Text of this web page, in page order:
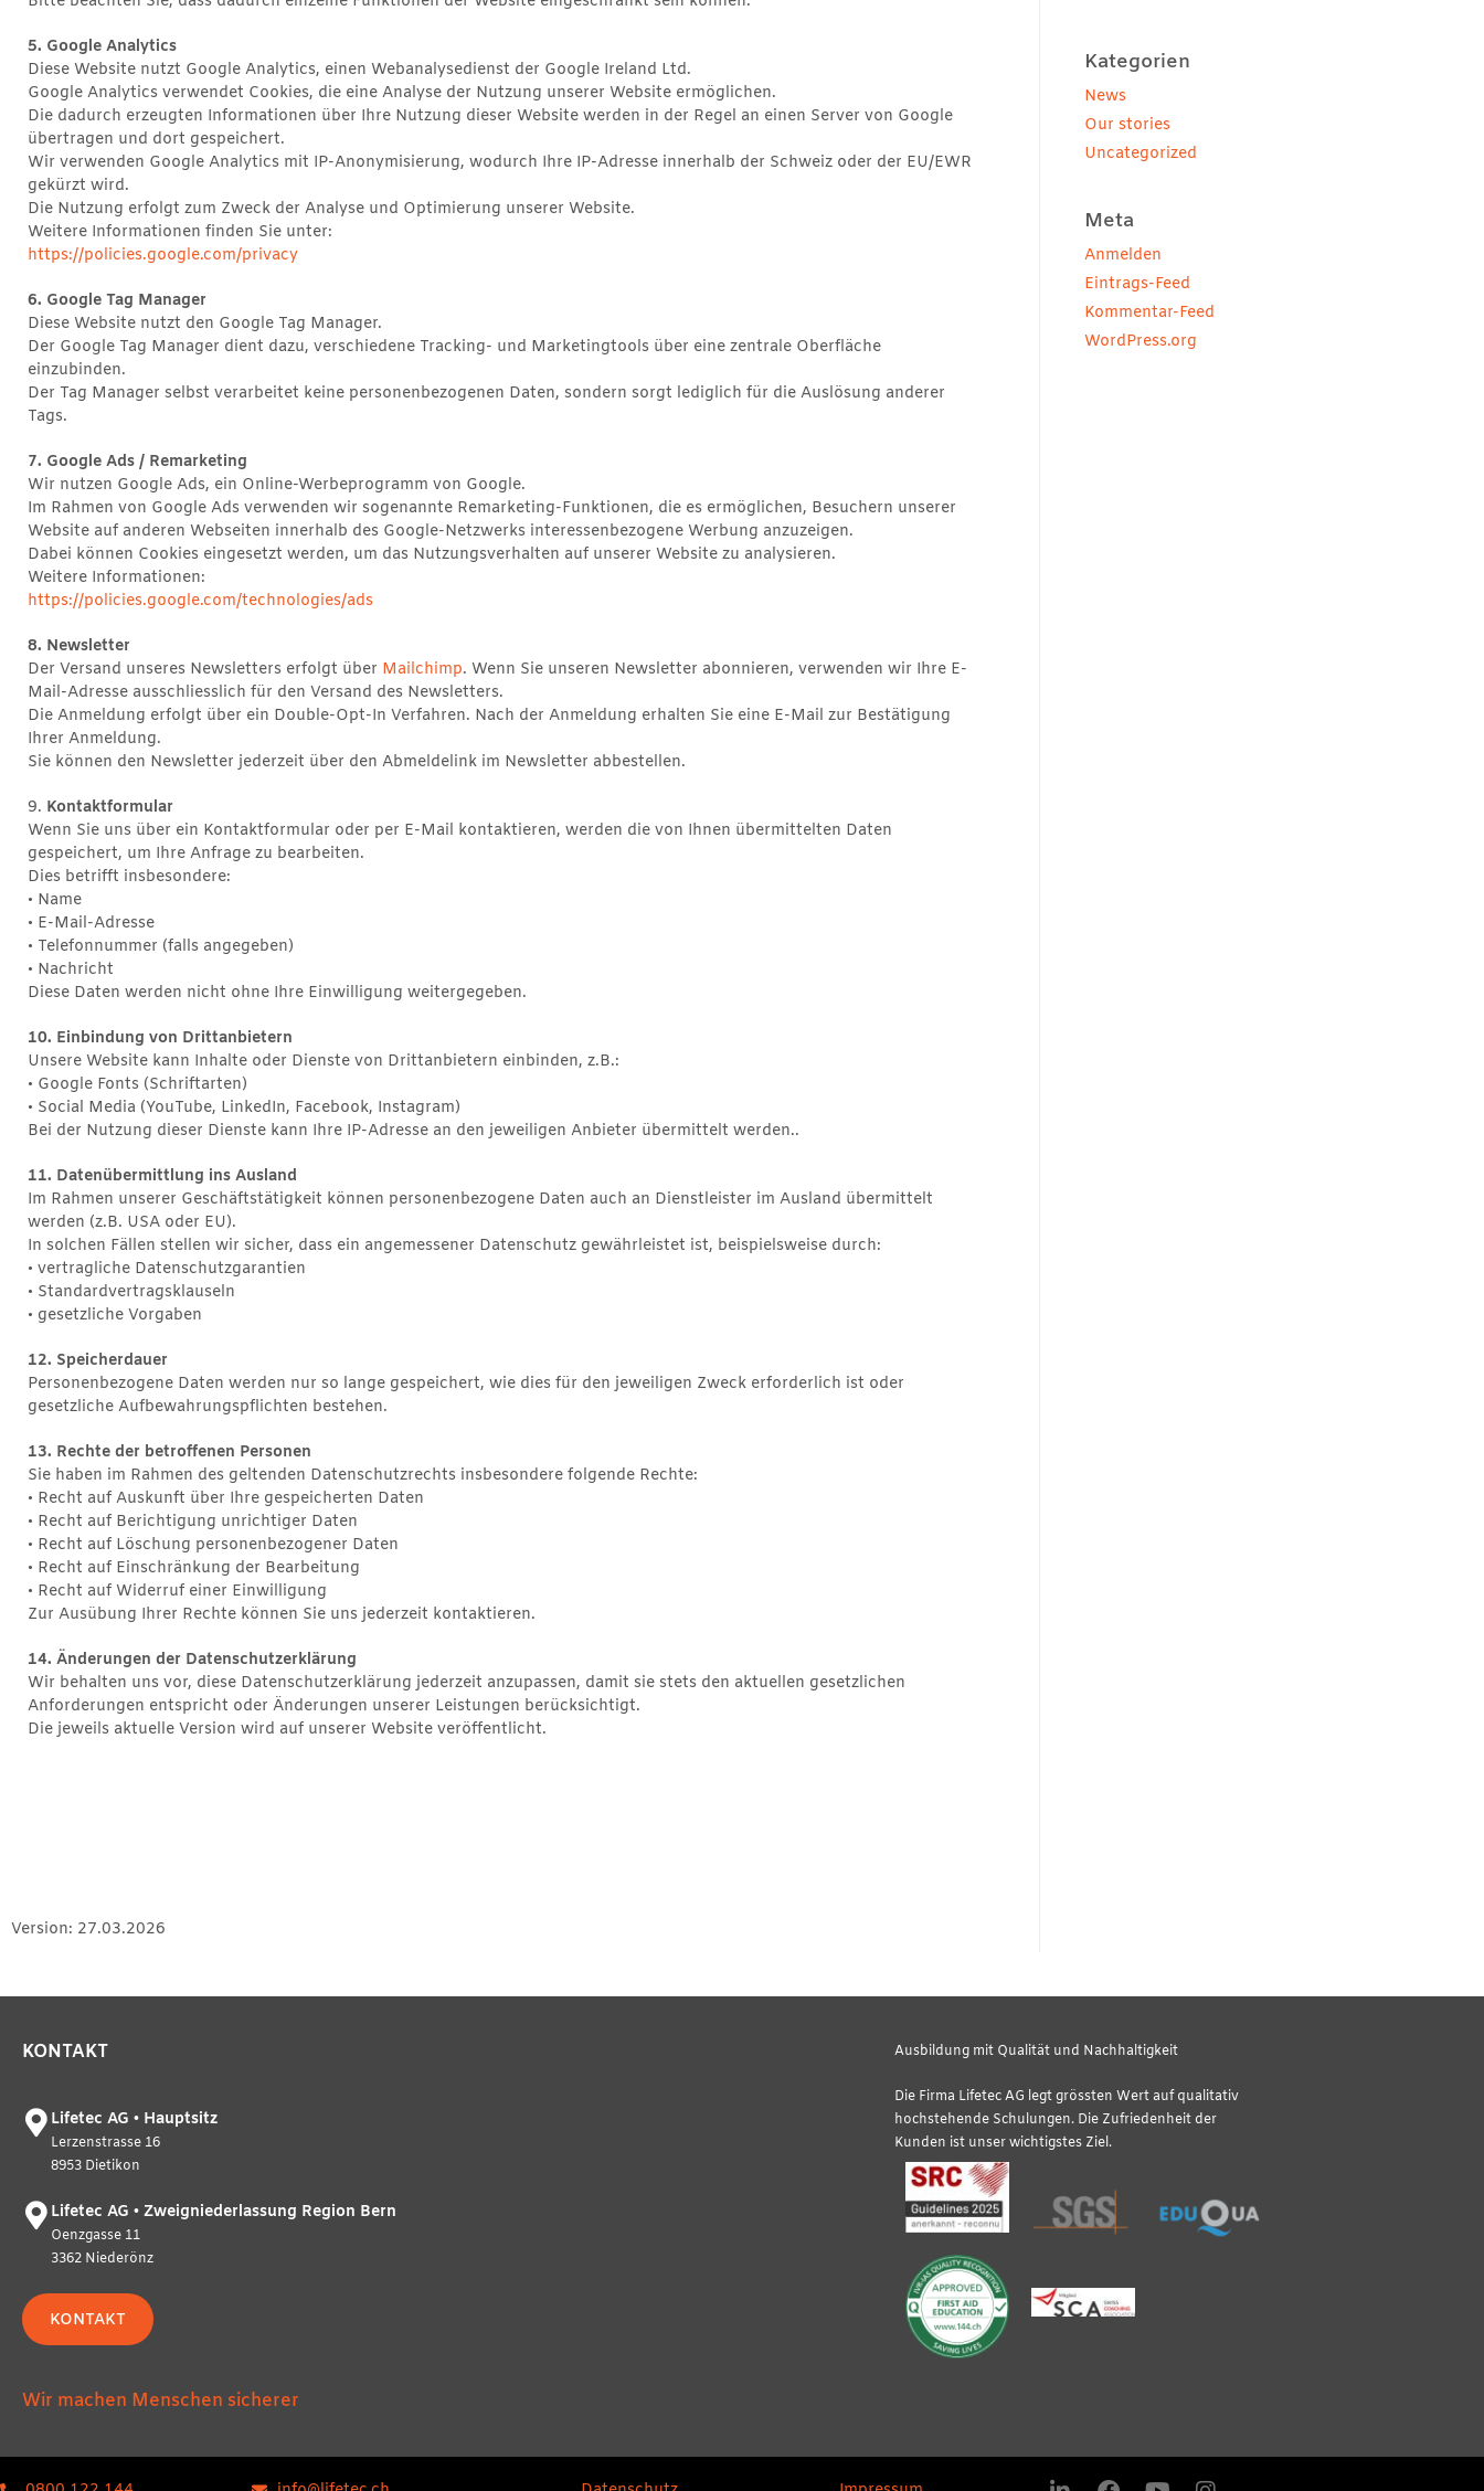
5. Google Analytics
Diese Website nutzt Google Analytics, einen Webanalysedienst der Google Ireland Ltd.
Google Analytics verwendet Cookies, die eine Analyse der Nutzung unserer Website ermöglichen.
Die dadurch erzeugten Informationen über Ihre Nutzung dieser Website werden in der Regel an einen Server von Google
übertragen und dort gespeichert.
Wir verwenden Google Analytics mit IP-Anonymisierung, wodurch Ihre IP-Adresse innerhalb der Schweiz oder der EU/EWR
gekürzt wird.
Die Nutzung erfolgt zum Zweck der Analyse und Optimierung unserer Website.
Weitere Informationen finden Sie unter:
https://policies.google.com/privacy
6. Google Tag Manager
Diese Website nutzt den Google Tag Manager.
Der Google Tag Manager dient dazu, verschiedene Tracking- und Marketingtools über eine zentrale Oberfläche
einzubinden.
Der Tag Manager selbst verarbeitet keine personenbezogenen Daten, sondern sorgt lediglich für die Auslösung anderer
Tags.
7. Google Ads / Remarketing
Wir nutzen Google Ads, ein Online-Werbeprogramm von Google.
Im Rahmen von Google Ads verwenden wir sogenannte Remarketing-Funktionen, die es ermöglichen, Besuchern unserer
Website auf anderen Webseiten innerhalb des Google-Netzwerks interessenbezogene Werbung anzuzeigen.
Dabei können Cookies eingesetzt werden, um das Nutzungsverhalten auf unserer Website zu analysieren.
Weitere Informationen:
https://policies.google.com/technologies/ads
8. Newsletter
Der Versand unseres Newsletters erfolgt über Mailchimp. Wenn Sie unseren Newsletter abonnieren, verwenden wir Ihre E-
Mail-Adresse ausschliesslich für den Versand des Newsletters.
Die Anmeldung erfolgt über ein Double-Opt-In Verfahren. Nach der Anmeldung erhalten Sie eine E-Mail zur Bestätigung
Ihrer Anmeldung.
Sie können den Newsletter jederzeit über den Abmeldelink im Newsletter abbestellen.
9. Kontaktformular
Wenn Sie uns über ein Kontaktformular oder per E-Mail kontaktieren, werden die von Ihnen übermittelten Daten
gespeichert, um Ihre Anfrage zu bearbeiten.
Dies betrifft insbesondere:
• Name
• E-Mail-Adresse
• Telefonnummer (falls angegeben)
• Nachricht
Diese Daten werden nicht ohne Ihre Einwilligung weitergegeben.
10. Einbindung von Drittanbietern
Unsere Website kann Inhalte oder Dienste von Drittanbietern einbinden, z.B.:
• Google Fonts (Schriftarten)
• Social Media (YouTube, LinkedIn, Facebook, Instagram)
Bei der Nutzung dieser Dienste kann Ihre IP-Adresse an den jeweiligen Anbieter übermittelt werden..
11. Datenübermittlung ins Ausland
Im Rahmen unserer Geschäftstätigkeit können personenbezogene Daten auch an Dienstleister im Ausland übermittelt
werden (z.B. USA oder EU).
In solchen Fällen stellen wir sicher, dass ein angemessener Datenschutz gewährleistet ist, beispielsweise durch:
• vertragliche Datenschutzgarantien
• Standardvertragsklauseln
• gesetzliche Vorgaben
12. Speicherdauer
Personenbezogene Daten werden nur so lange gespeichert, wie dies für den jeweiligen Zweck erforderlich ist oder
gesetzliche Aufbewahrungspflichten bestehen.
13. Rechte der betroffenen Personen
Sie haben im Rahmen des geltenden Datenschutzrechts insbesondere folgende Rechte:
• Recht auf Auskunft über Ihre gespeicherten Daten
• Recht auf Berichtigung unrichtiger Daten
• Recht auf Löschung personenbezogener Daten
• Recht auf Einschränkung der Bearbeitung
• Recht auf Widerruf einer Einwilligung
Zur Ausübung Ihrer Rechte können Sie uns jederzeit kontaktieren.
14. Änderungen der Datenschutzerklärung
Wir behalten uns vor, diese Datenschutzerklärung jederzeit anzupassen, damit sie stets den aktuellen gesetzlichen
Anforderungen entspricht oder Änderungen unserer Leistungen berücksichtigt.
Die jeweils aktuelle Version wird auf unserer Website veröffentlicht.
Version: 27.03.2026
Kategorien
News
Our stories
Uncategorized
Meta
Anmelden
Eintrags-Feed
Kommentar-Feed
WordPress.org
KONTAKT
Lifetec AG • Hauptsitz
Lerzenstrasse 16
8953 Dietikon
Lifetec AG • Zweigniederlassung Region Bern
Oenzgasse 11
3362 Niederönz
KONTAKT
Wir machen Menschen sicherer
Ausbildung mit Qualität und Nachhaltigkeit
Die Firma Lifetec AG legt grössten Wert auf qualitativ
hochstehende Schulungen. Die Zufriedenheit der
Kunden ist unser wichtigstes Ziel.